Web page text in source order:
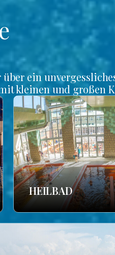
ein
kleinen und großen
HEILBAD